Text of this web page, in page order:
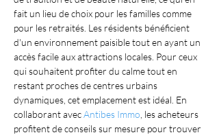
fait un lieu de choix pour les familles comme
pour les retraités. Les résidents bénéficient
d'un environnement paisible tout en ayant un
accès facile aux attractions locales. Pour ceux
qui souhaitent profiter du calme tout en
restant proches de centres urbains
dynamiques, cet emplacement est idéal. En
collaborant avec Antibes Immo , les acheteurs
profitent de conseils sur mesure pour trouver